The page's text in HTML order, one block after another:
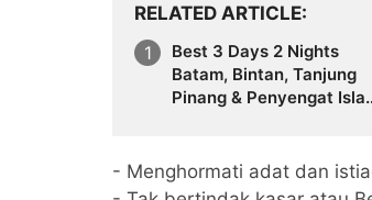
RELATED ARTICLE
Best 3 Days 2 Nights
Batam, Bintan, Tanjung
Pinang & Penyengat
0821-8685-2221
- Menghormati adat dan